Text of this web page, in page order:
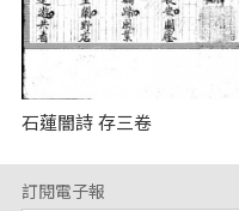
石蓮闇詩 存三卷
訂閱電子報